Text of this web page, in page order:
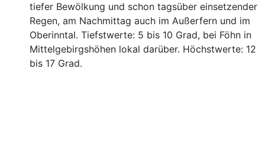
tiefer Bewölkung und schon tagsüber einsetzender
Regen, am Nachmittag auch im Außerfern und im
Oberinntal. Tiefstwerte: 5 bis 10 Grad, bei Föhn in
Mittelgebirgshöhen lokal darüber. Höchstwerte: 12
bis 17 Grad.